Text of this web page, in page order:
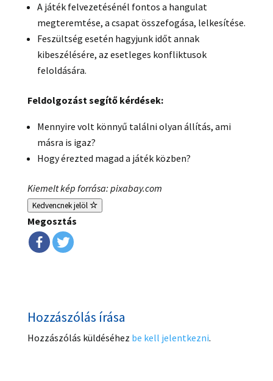
A játék felvezetésénél fontos a hangulat
megteremtése, a csapat összefogása, lelkesítése.
Feszültség esetén hagyjunk időt annak
kibeszélésére, az esetleges konfliktusok
feloldására.
Feldolgozást segítő kérdések:
Mennyire volt könnyű találni olyan állítás, ami
másra is igaz?
Hogy érezted magad a játék közben?
Kiemelt kép forrása: pixabay.com
Kedvencnek jelöl
Megosztás
Hozzászólás írása
Hozzászólás küldéséhez be kell jelentkezni.